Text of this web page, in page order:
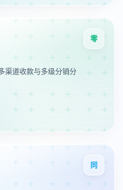
零
渠道收款与多级分销分
同